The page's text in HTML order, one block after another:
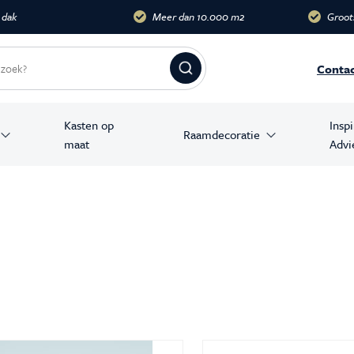
Meer dan 10.000 m2
Kasten op
maat
Raamdecoratie